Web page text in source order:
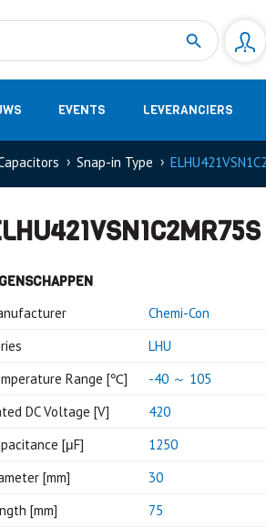
EVENTS LEVERANCIERS
Snap-in Type
Chemi-Con
LHU
Range [℃]
-40 ～ 105
DC Voltage [V]
420
[μF]
1250
[mm]
30
[mm]
75